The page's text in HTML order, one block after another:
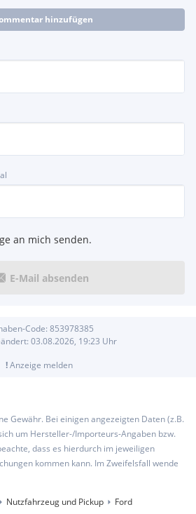
hinzufügen
an mich senden.
E-Mail absenden
Code: 853978385
03.08.2026, 19:23 Uhr
!Anzeige melden
Gewähr. Bei einigen angezeigten Daten (z.B.
um Hersteller-/Importeurs-Angaben bzw.
dass es hierdurch im jeweiligen
kommen kann. Im Zweifelsfall wende
Nutzfahrzeug und Pickup
Ford